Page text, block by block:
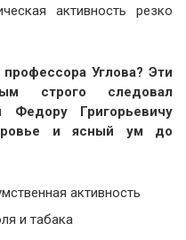
активность резко
Углова? Эти
строго следовал
Федору Григорьевичу
и ясный ум до
активность
и табака